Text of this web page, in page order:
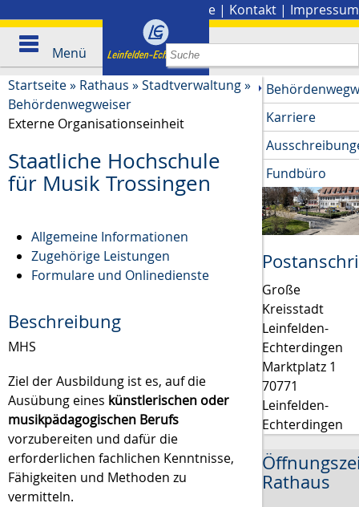
Presse | Kontakt | Impressum
Menü
Startseite» Rathaus »Stadtverwaltung»
Behördenwegweiser
Externe Organisationseinheit
Staatliche Hochschule
für Musik Trossingen
Allgemeine Informationen
Zugehörige Leistungen
Formulare und Onlinedienste
Beschreibung
MHS
Ziel der Ausbildung ist es, auf die
Ausübung eines künstlerischen oder
musikpädagogischen Berufs
vorzubereiten und dafür die
erforderlichen fachlichen Kenntnisse,
Fähigkeiten und Methoden zu
vermitteln.
Karriere
Fundbüro
Große
Kreisstadt
Leinfelden-
Echterdingen
Marktplatz 1
70771
Leinfelden-
Echterdingen
Rathaus